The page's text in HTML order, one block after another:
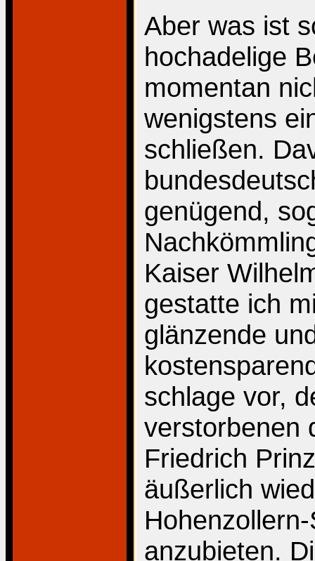
Aber was ist
hochadelige
momentan
wenigstens
schließen.
genügend,
Kaiser
gestatte ich
glänzende
schlage vor,
verstorbenen
Friedrich
äußerlich
anzubieten.